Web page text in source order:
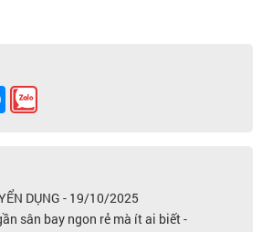
Messenger
DỤNG - 19/10/2025
sân bay ngon rẻ mà ít ai biết -